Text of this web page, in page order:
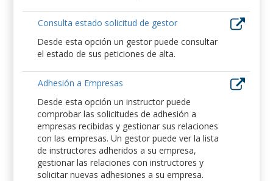
Consulta estado solicitud de gestor
Desde esta opción un gestor puede consultar
el estado de sus peticiones de alta.
Adhesión a Empresas
Desde esta opción un instructor puede
comprobar las solicitudes de adhesión a
empresas recibidas y gestionar sus relaciones
con las empresas. Un gestor puede ver la lista
de instructores adheridos a su empresa,
gestionar las relaciones con instructores y
solicitar nuevas adhesiones a su empresa.